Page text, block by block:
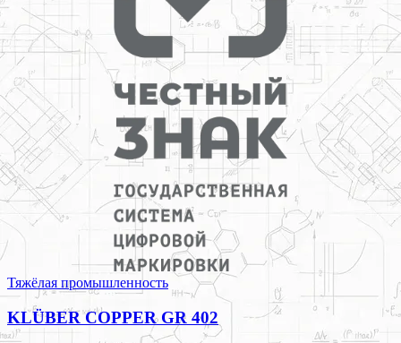
Тяжёлая промышленность
KLÜBER COPPER GR 402